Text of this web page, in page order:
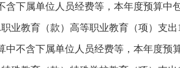
含下属单位人员经费等，本年度预算中
职业教育（款）高等职业教育（项）支
中不含下属单位人员经费等，本年度预